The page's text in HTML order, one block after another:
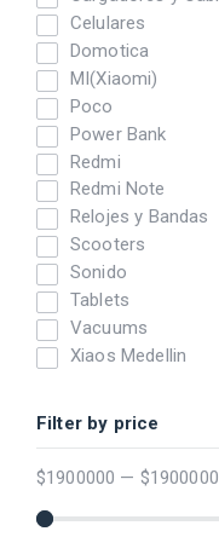
Celulares
Domotica
MI(Xiaomi)
Poco
Power Bank
Redmi
Redmi Note
Relojes y Bandas
Scooters
Sonido
Tablets
Vacuums
Xiaos Medellin
Filter by price
$1900000 — $1900000